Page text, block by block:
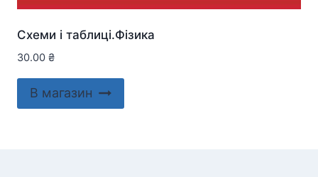
Схеми і таблиці.Фізика
30.00 ₴
В магазин